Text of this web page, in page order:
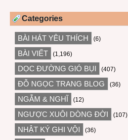
Categories
BÀI HÁT YÊU THÍCH (6)
BÀI VIẾT (1,196)
DỌC ĐƯỜNG GIÓ BỤI (407)
ĐỖ NGỌC TRANG BLOG (36)
NGẪM & NGHĨ (12)
NGƯỢC XUÔI DÒNG ĐỜI (107)
NHẬT KÝ GHI VỘI (36)